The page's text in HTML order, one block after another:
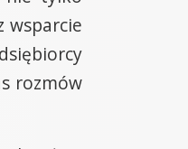
wsparcie
rozmów